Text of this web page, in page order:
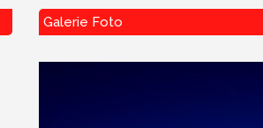
Galerie Foto